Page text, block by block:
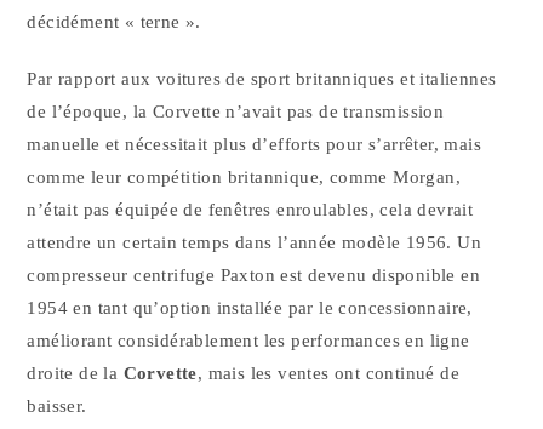
décidément « terne ».
Par rapport aux voitures de sport britanniques et italiennes
de l’époque, la Corvette n’avait pas de transmission
manuelle et nécessitait plus d’efforts pour s’arrêter, mais
comme leur compétition britannique, comme Morgan,
n’était pas équipée de fenêtres enroulables, cela devrait
attendre un certain temps dans l’année modèle 1956. Un
compresseur centrifuge Paxton est devenu disponible en
1954 en tant qu’option installée par le concessionnaire,
améliorant considérablement les performances en ligne
droite de la Corvette, mais les ventes ont continué de
baisser.